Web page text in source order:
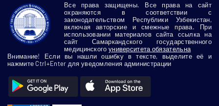
Все права защищены. Все права на сайт
охраняются в соответствии с
законодательством Республики Узбекистан,
включая авторские и смежные права. При
использовании материалов сайта ссылка на
сайт Самаркандского государственного
медицинского университета обязательна
Внимание! Если вы нашли ошибку в тексте, выделите её и
нажмите Ctrl+Enter для уведомления администрации